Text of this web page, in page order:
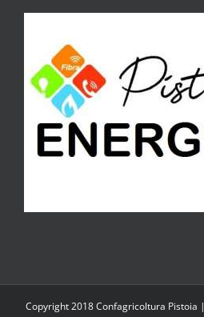
Copyright 2018 Confagricoltura Pistoia |